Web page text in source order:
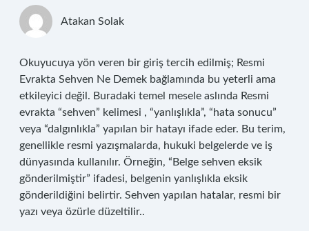
Atakan Solak
Okuyucuya yön veren bir giriş tercih edilmiş; Resmi
Evrakta Sehven Ne Demek bağlamında bu yeterli ama
etkileyici değil. Buradaki temel mesele aslında Resmi
evrakta “sehven” kelimesi , “yanlışlıkla”, “hata sonucu”
veya “dalgınlıkla” yapılan bir hatayı ifade eder. Bu terim,
genellikle resmi yazışmalarda, hukuki belgelerde ve iş
dünyasında kullanılır. Örneğin, “Belge sehven eksik
gönderilmiştir” ifadesi, belgenin yanlışlıkla eksik
gönderildiğini belirtir. Sehven yapılan hatalar, resmi bir
yazı veya özürle düzeltilir..